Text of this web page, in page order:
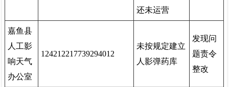
还未运营
嘉鱼县
人工影
响天气
办公室
124212217739294012
未按规定建立
人影弹药库
发现问
题责令
整改